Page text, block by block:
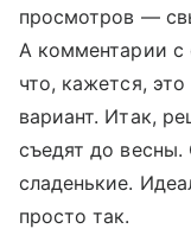
просмотров —
А комментарии с
что, кажется,
вариант. Итак,
съедят до
сладенькие.
просто так.